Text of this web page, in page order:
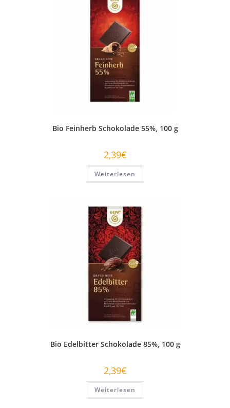
Bio Feinherb Schokolade 55%, 100 g
2,39€
Weiterlesen
Bio Edelbitter Schokolade 85%, 100 g
2,39€
Weiterlesen